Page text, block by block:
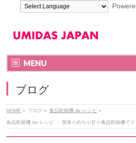
MENU
ブログ
HOME » ブログ » 食品乾燥機 de レシピ »
食品乾燥機 de レシピ ： 簡単☆めちゃ甘☆食品乾燥機でド